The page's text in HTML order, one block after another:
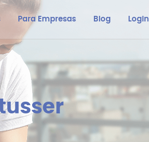
Para Empresas Blog Login